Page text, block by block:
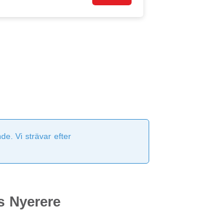
Vi strävar efter
Nyerere